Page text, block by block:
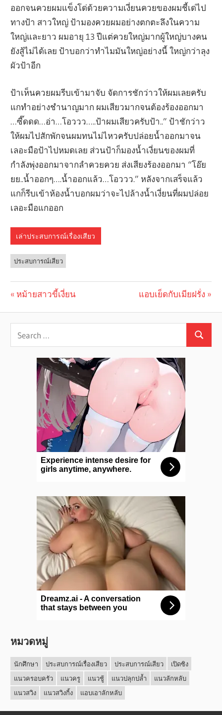
ออกจนควยผมแข็งโด่ด้วยความเงี่ยนควยของผมชี้เด่ไป
ทางป้า สาวใหญ่ ป้ามองควยผมอย่างตกตะลึงในความ
ใหญ่และยาว ผมอายุ 13 ปีแต่ควยใหญ่มากผู้ใหญ่บางคน
ยังสู้ไม่ได้เลย ป้าบอกว่าทำไมมันใหญ่อย่างนี้ ใหญ่กว่าลุง
ผัวป้าอีก
ป้าเห็นควยผมรีบเข้ามาจับ จัดการชักว่าวให้ผมเลยครับ
แกทำอย่างชำนาญมาก ผมเสียวมากจนต้องร้องออกมา
…ซี๊ดดด…อ่า…โอววว…..ป้าผมเสียวครับป้า..” ป้าชักว่าว
ให้ผมไปสักพักจนผมทนไม่ไหวครับปล่อยน้ำออกมาจน
เลอะมือป้าไปหมดเลย ส่วนป้าก็มองน้ำเงี่ยนของผมที่
กำลังพุ่งออกมาจากลำควยควย ส่งเสียงร้องออกมา “โอ๊ย
ยย..น้ำออกๆ….น้ำออกแล้ว…โอววว.” หลังจากเสร็จแล้ว
แกก็รีบเข้าห้องน้ำบอกผมว่าจะไปล้างน้ำเงี่ยนที่ผมปล่อย
เลอะมือแกออก
เล่าประสบการณ์เรื่องเสียว
ประสบการณ์เสียว
navigation
Previous
หม้ายสาวขี้เงี่ยน
Next
แอบเย็ดกับเมียฝรั่ง
หมวดหมู่
นักศึกษา ประสบการณ์เรื่องเสียว ประสบการณ์เสียว
เปิดซิง
แนวครอบครัว
แนวครู แนวชู้ แนวปลุกปล้ำ
แนวลักหลับ
แนวสวิง
แนวสวิงกิ้ง แอบเอาลักหลับ